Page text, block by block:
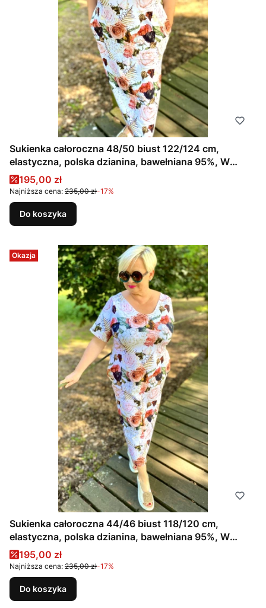
Sukienka całoroczna 48/50 biust 122/124 cm,
elastyczna, polska dzianina, bawełniana 95%, W
Cena promocyjna
195,00 zł
Najniższa cena: 235,00 zł-17%
Do koszyka
Okazja
Sukienka całoroczna 44/46 biust 118/120 cm,
elastyczna, polska dzianina, bawełniana 95%, W
Cena promocyjna
195,00 zł
Najniższa cena: 235,00 zł-17%
Do koszyka